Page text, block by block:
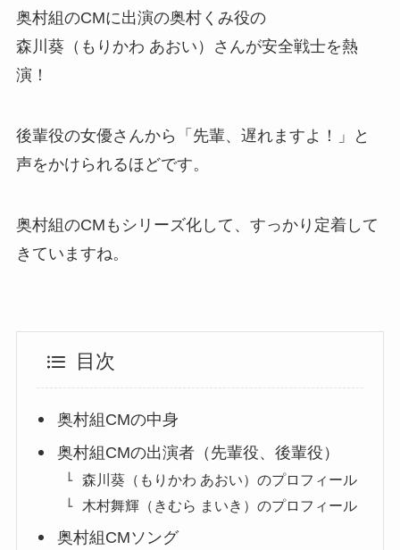
奥村組のCMに出演の奥村くみ役の
森川葵（もりかわ あおい）さんが安全戦士を熱
演！
後輩役の女優さんから「先輩、遅れますよ！」と
声をかけられるほどです。
奥村組のCMもシリーズ化して、すっかり定着して
きていますね。
目次
奥村組CMの中身
奥村組CMの出演者（先輩役、後輩役）
森川葵（もりかわ あおい）のプロフィール
木村舞輝（きむら まいき）のプロフィール
奥村組CMソング